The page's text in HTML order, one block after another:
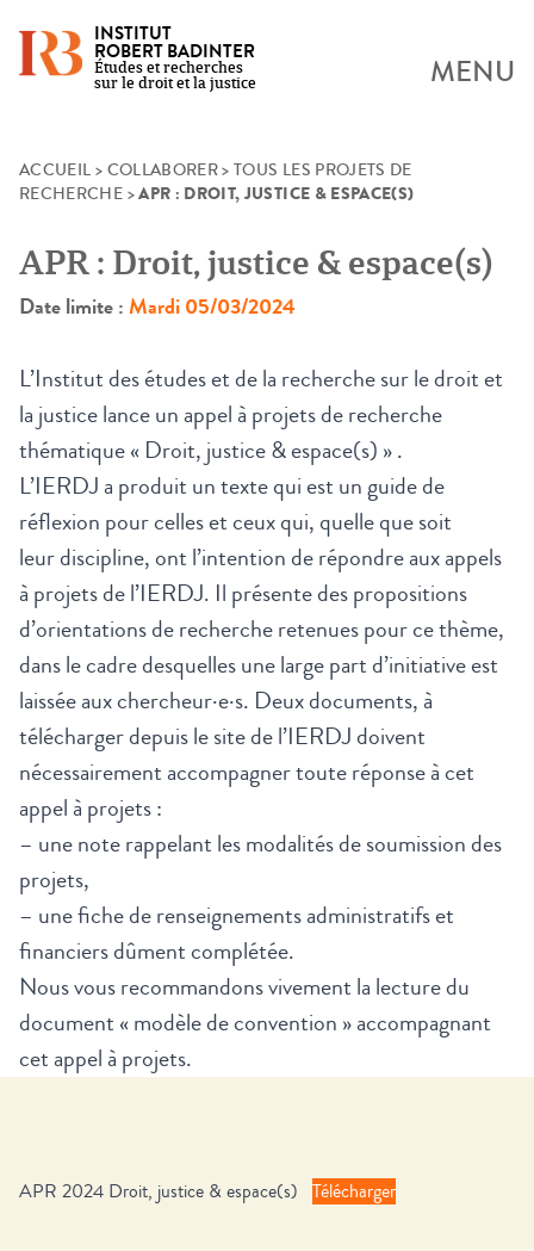
Skip
INSTITUT
ROBERT BADINTER
Études et recherches
sur le droit et la justice
MENU
ACCUEIL > COLLABORER>TOUS LES PROJETS DE
RECHERCHE >APR : DROIT, JUSTICE & ESPACE(S)
APR : Droit, justice & espace(s)
Date limite :Mardi 05/03/2024
L’Institut des études et de la recherche sur le droit et
la justice lance un appel à projets de recherche
thématique « Droit, justice & espace(s) » .
L’IERDJ a produit un texte qui est un guide de
réflexion pour celles et ceux qui, quelle que soit
leur discipline, ont l’intention de répondre aux appels
à projets de l’IERDJ. Il présente des propositions
d’orientations de recherche retenues pour ce thème,
dans le cadre desquelles une large part d’initiative est
laissée aux chercheur·e·s. Deux documents, à
télécharger depuis le site de l’IERDJ doivent
nécessairement accompagner toute réponse à cet
appel à projets :
– une note rappelant les modalités de soumission des
projets,
– une fiche de renseignements administratifs et
financiers dûment complétée.
Nous vous recommandons vivement la lecture du
document « modèle de convention » accompagnant
cet appel à projets.
APR 2024 Droit, justice & espace(s) Télécharger